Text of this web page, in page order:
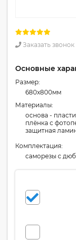
Заказать звонок
Основные
Размер:
680x800мм
Материалы:
основа -
плёнка с
защитная
Комплектация:
cаморезы с